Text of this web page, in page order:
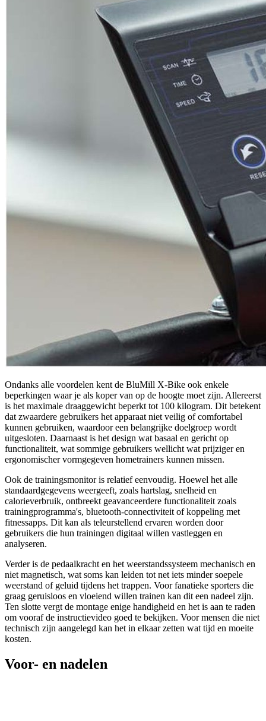
Ondanks alle voordelen kent de BluMill X-Bike ook enkele
beperkingen waar je als koper van op de hoogte moet zijn. Allereerst
is het maximale draaggewicht beperkt tot 100 kilogram. Dit betekent
dat zwaardere gebruikers het apparaat niet veilig of comfortabel
kunnen gebruiken, waardoor een belangrijke doelgroep wordt
uitgesloten. Daarnaast is het design wat basaal en gericht op
functionaliteit, wat sommige gebruikers wellicht wat prijziger en
ergonomischer vormgegeven hometrainers kunnen missen.
Ook de trainingsmonitor is relatief eenvoudig. Hoewel het alle
standaardgegevens weergeeft, zoals hartslag, snelheid en
calorieverbruik, ontbreekt geavanceerdere functionaliteit zoals
trainingprogramma's, bluetooth-connectiviteit of koppeling met
fitnessapps. Dit kan als teleurstellend ervaren worden door
gebruikers die hun trainingen digitaal willen vastleggen en
analyseren.
Verder is de pedaalkracht en het weerstandssysteem mechanisch en
niet magnetisch, wat soms kan leiden tot net iets minder soepele
weerstand of geluid tijdens het trappen. Voor fanatieke sporters die
graag geruisloos en vloeiend willen trainen kan dit een nadeel zijn.
Ten slotte vergt de montage enige handigheid en het is aan te raden
om vooraf de instructievideo goed te bekijken. Voor mensen die niet
technisch zijn aangelegd kan het in elkaar zetten wat tijd en moeite
kosten.
Voor- en nadelen